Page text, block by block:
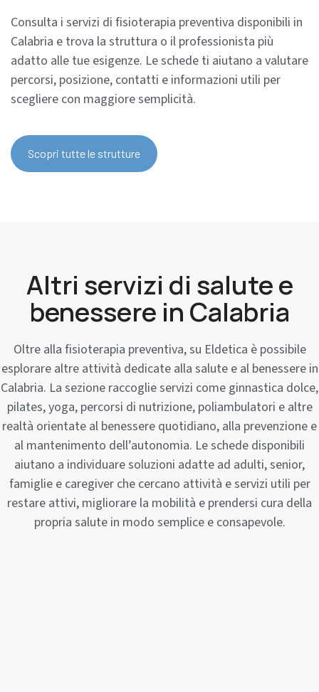
Consulta i servizi di fisioterapia preventiva disponibili in
Calabria e trova la struttura o il professionista più
adatto alle tue esigenze. Le schede ti aiutano a valutare
percorsi, posizione, contatti e informazioni utili per
scegliere con maggiore semplicità.
Scopri tutte le strutture
Altri servizi di salute e
benessere in Calabria
Oltre alla fisioterapia preventiva, su Eldetica è possibile
esplorare altre attività dedicate alla salute e al benessere in
Calabria. La sezione raccoglie servizi come ginnastica dolce,
pilates, yoga, percorsi di nutrizione, poliambulatori e altre
realtà orientate al benessere quotidiano, alla prevenzione e
al mantenimento dell’autonomia. Le schede disponibili
aiutano a individuare soluzioni adatte ad adulti, senior,
famiglie e caregiver che cercano attività e servizi utili per
restare attivi, migliorare la mobilità e prendersi cura della
propria salute in modo semplice e consapevole.